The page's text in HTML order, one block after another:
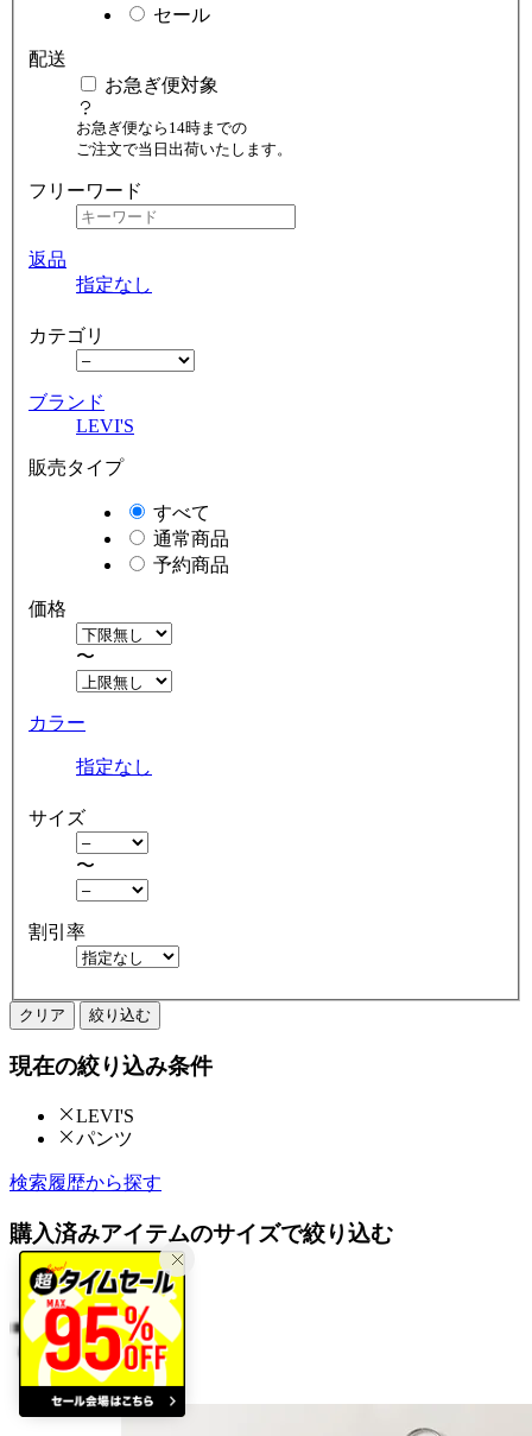
セール
配送
お急ぎ便対象
お急ぎ便なら14時までの
ご注文で当日出荷いたします。
フリーワード
返品
指定なし
カテゴリ
ブランド
LEVI'S
販売タイプ
すべて
通常商品
予約商品
価格
〜
カラー
指定なし
サイズ
〜
割引率
クリア 絞り込む
現在の絞り込み条件
LEVI'S
パンツ
検索履歴から探す
購入済みアイテムのサイズで絞り込む